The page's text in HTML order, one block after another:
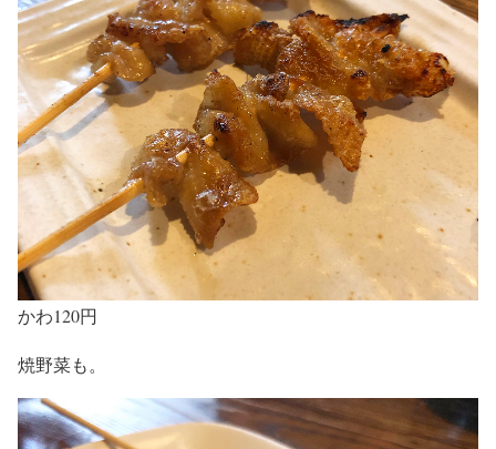
かわ120円
焼野菜も。